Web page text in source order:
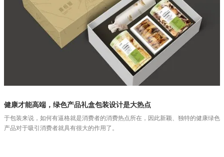
健康才能高端，绿色产品礼盒包装设计是大热点
于包装来说，如何有逼格就是消费者的消费热点所在，因此新颖、独特的健康绿色
产品对于吸引消费者就具有很大的作用了。